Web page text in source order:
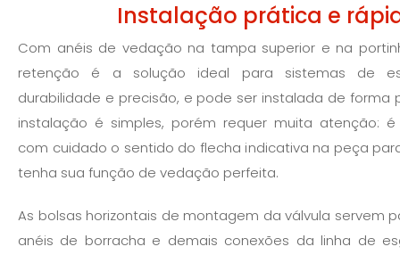
Instalação prática e
Com anéis de vedação na tampa superior e na
retenção é a solução ideal para sistemas de
durabilidade e precisão, e pode ser instalada de forma
instalação é simples, porém requer muita atenção: é
com cuidado o sentido do flecha indicativa na peça
tenha sua função de vedação perfeita.
As bolsas horizontais de montagem da válvula servem
anéis de borracha e demais conexões da linha de